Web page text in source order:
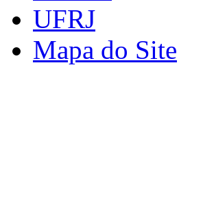
UFRJ
Mapa do Site